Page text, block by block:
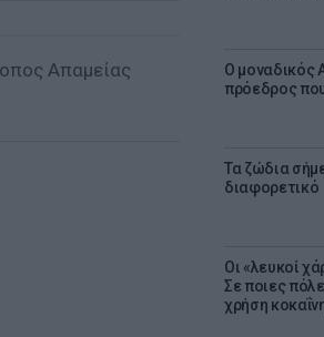
Ο μοναδικός
πρόεδρος
Τα ζώδια
διαφορετικό
Οι «λευκοί
Σε ποιες
χρήση
Απαμείας